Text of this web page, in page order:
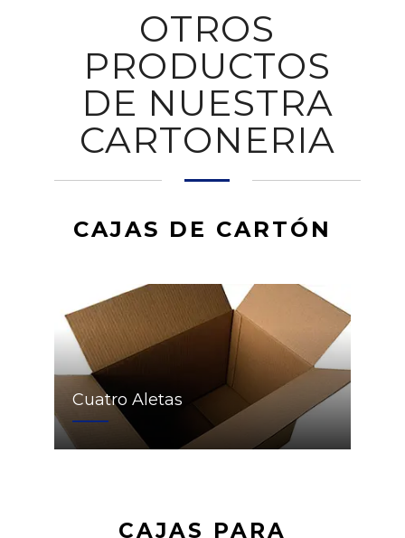
OTROS
PRODUCTOS
DE NUESTRA
CARTONERIA
CAJAS DE CARTÓN
Cuatro Aletas
CAJAS PARA